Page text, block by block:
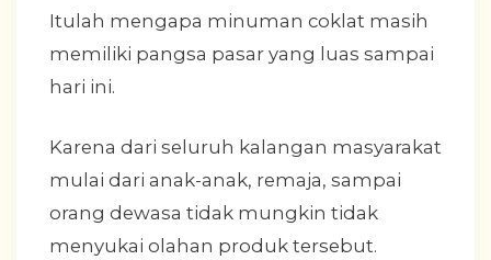
Itulah mengapa minuman coklat masih
memiliki pangsa pasar yang luas sampai
hari ini.
Karena dari seluruh kalangan masyarakat
mulai dari anak-anak, remaja, sampai
orang dewasa tidak mungkin tidak
menyukai olahan produk tersebut.